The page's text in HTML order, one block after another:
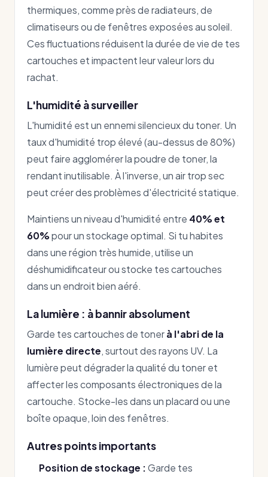
thermiques, comme près de radiateurs, de
climatiseurs ou de fenêtres exposées au soleil.
Ces fluctuations réduisent la durée de vie de tes
cartouches et impactent leur valeur lors du
rachat.
L'humidité à surveiller
L'humidité est un ennemi silencieux du toner. Un
taux d'humidité trop élevé (au-dessus de 80%)
peut faire agglomérer la poudre de toner, la
rendant inutilisable. À l'inverse, un air trop sec
peut créer des problèmes d'électricité statique.
Maintiens un niveau d'humidité entre 40% et
60%pour un stockage optimal. Si tu habites
dans une région très humide, utilise un
déshumidificateur ou stocke tes cartouches
dans un endroit bien aéré.
La lumière : à bannir absolument
Garde tes cartouches de tonerà l'abri de la
lumière directe, surtout des rayons UV. La
lumière peut dégrader la qualité du toner et
affecter les composants électroniques de la
cartouche. Stocke-les dans un placard ou une
boîte opaque, loin des fenêtres.
Autres points importants
Position de stockage : Garde tes